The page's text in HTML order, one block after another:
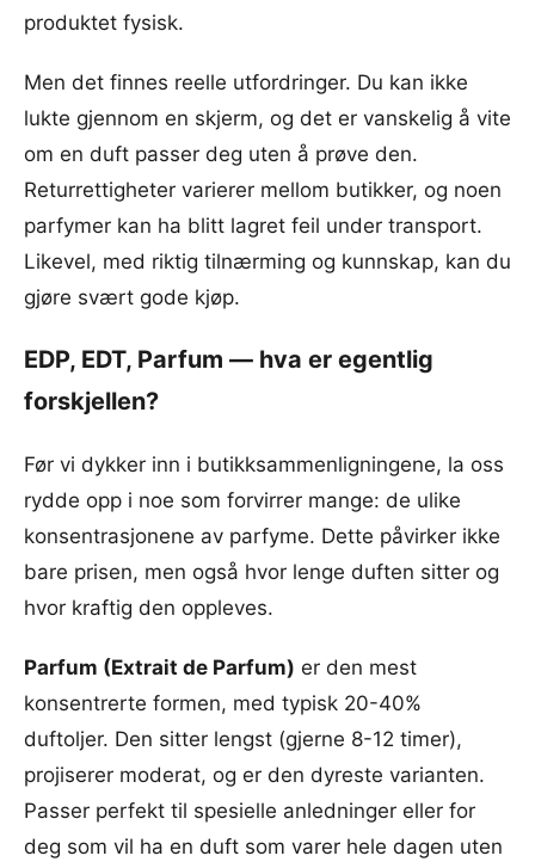
produktet fysisk.
Men det finnes reelle utfordringer. Du kan ikke
lukte gjennom en skjerm, og det er vanskelig å vite
om en duft passer deg uten å prøve den.
Returrettigheter varierer mellom butikker, og noen
parfymer kan ha blitt lagret feil under transport.
Likevel, med riktig tilnærming og kunnskap, kan du
gjøre svært gode kjøp.
EDP, EDT, Parfum — hva er egentlig
forskjellen?
Før vi dykker inn i butikksammenligningene, la oss
rydde opp i noe som forvirrer mange: de ulike
konsentrasjonene av parfyme. Dette påvirker ikke
bare prisen, men også hvor lenge duften sitter og
hvor kraftig den oppleves.
Parfum (Extrait de Parfum) er den mest
konsentrerte formen, med typisk 20-40%
duftoljer. Den sitter lengst (gjerne 8-12 timer),
projiserer moderat, og er den dyreste varianten.
Passer perfekt til spesielle anledninger eller for
deg som vil ha en duft som varer hele dagen uten